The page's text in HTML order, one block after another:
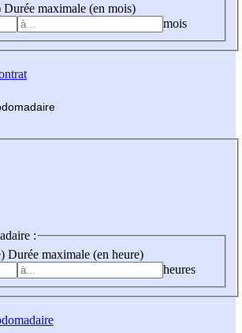
Durée maximale (en mois)
mois
madaire
:
Durée maximale (en heure)
heures